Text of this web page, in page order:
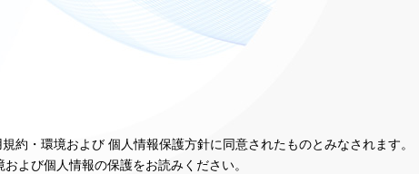
約・環境および 個人情報保護方針に同意されたものとみなされます。
よび個人情報の保護をお読みください。